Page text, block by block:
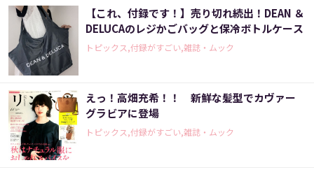
【これ、付録です！】売り切れ続出！DEAN ＆
DELUCAのレジかごバッグと保冷ボトルケース
トピックス,付録がすごい,雑誌・ムック
えっ！高畑充希！！ 新鮮な髪型でカヴァー
グラビアに登場
トピックス,付録がすごい,雑誌・ムック